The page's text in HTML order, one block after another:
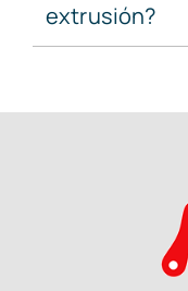
extrusión?